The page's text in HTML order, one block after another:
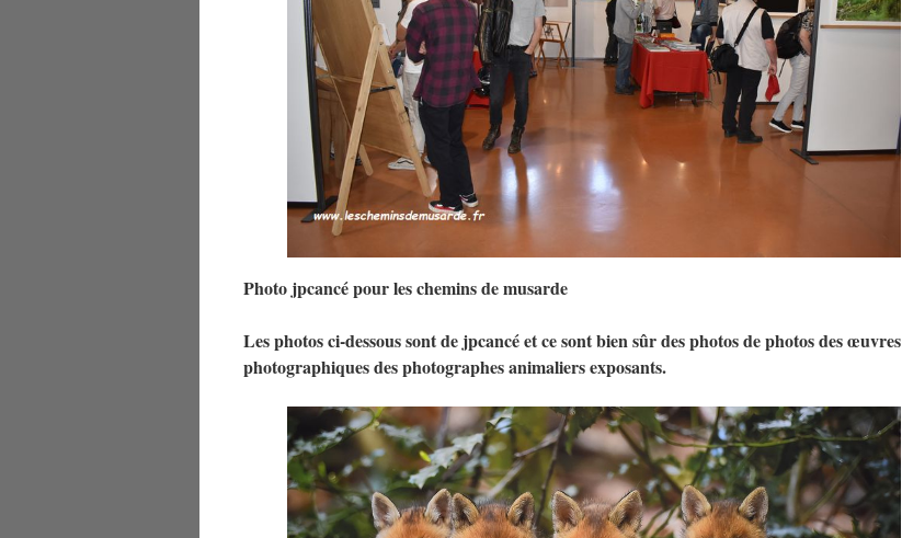
Photo jpcancé pour les chemins de musarde
Les photos ci-dessous sont de jpcancé et ce sont bien sûr des photos de photos des œuvres
photographiques des photographes animaliers exposants.